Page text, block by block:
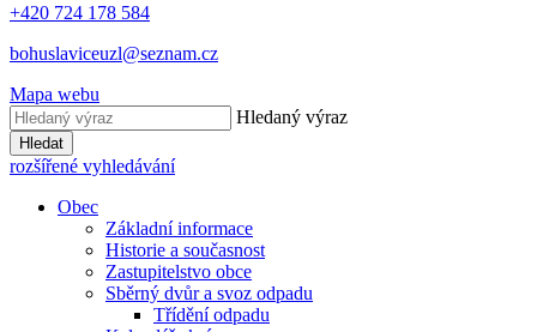
+420 724 178 584
bohuslaviceuzl@seznam.cz
Mapa webu
Hledaný výraz
Hledat
rozšířené vyhledávání
Obec
Základní informace
Historie a současnost
Zastupitelstvo obce
Sběrný dvůr a svoz odpadu
Třídění odpadu